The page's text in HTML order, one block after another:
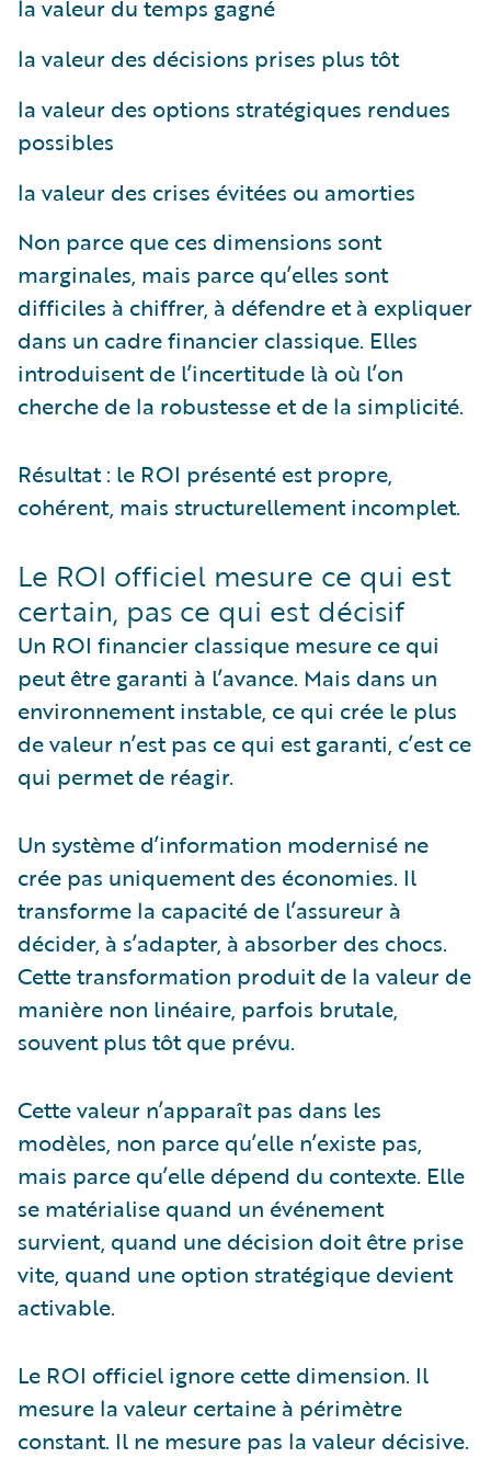
la valeur du temps gagné
la valeur des décisions prises plus tôt
la valeur des options stratégiques rendues
possibles
la valeur des crises évitées ou amorties
Non parce que ces dimensions sont
marginales, mais parce qu’elles sont
difficiles à chiffrer, à défendre et à expliquer
dans un cadre financier classique. Elles
introduisent de l’incertitude là où l’on
cherche de la robustesse et de la simplicité.
Résultat : le ROI présenté est propre,
cohérent, mais structurellement incomplet.
Le ROI officiel mesure ce qui est
certain, pas ce qui est décisif
Un ROI financier classique mesure ce qui
peut être garanti à l’avance. Mais dans un
environnement instable, ce qui crée le plus
de valeur n’est pas ce qui est garanti, c’est ce
qui permet de réagir.
Un système d’information modernisé ne
crée pas uniquement des économies. Il
transforme la capacité de l’assureur à
décider, à s’adapter, à absorber des chocs.
Cette transformation produit de la valeur de
manière non linéaire, parfois brutale,
souvent plus tôt que prévu.
Cette valeur n’apparaît pas dans les
modèles, non parce qu’elle n’existe pas,
mais parce qu’elle dépend du contexte. Elle
se matérialise quand un événement
survient, quand une décision doit être prise
vite, quand une option stratégique devient
activable.
Le ROI officiel ignore cette dimension. Il
mesure la valeur certaine à périmètre
constant. Il ne mesure pas la valeur décisive.